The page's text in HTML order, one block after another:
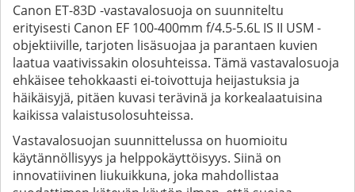
Canon ET-83D -vastavalosuoja on suunniteltu
erityisesti Canon EF 100-400mm f/4.5-5.6L IS II USM -
objektiiville, tarjoten lisäsuojaa ja parantaen kuvien
laatua vaativissakin olosuhteissa. Tämä vastavalosuoja
ehkäisee tehokkaasti ei-toivottuja heijastuksia ja
häikäisyjä, pitäen kuvasi terävinä ja korkealaatuisina
kaikissa valaistusolosuhteissa.
Vastavalosuojan suunnittelussa on huomioitu
käytännöllisyys ja helppokäyttöisyys. Siinä on
innovatiivinen liukuikkuna, joka mahdollistaa